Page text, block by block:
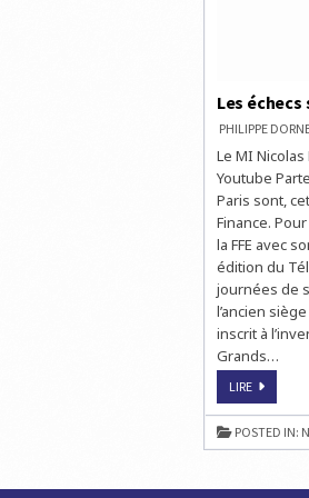
Les
PHILIPPE
Le MI
Youtube
Paris sont,
Finance.
la FFE avec
édition du
journées de
l’ancien
inscrit à
Grands…
LIRELES
SE
POUR
LE
POSTED IN: